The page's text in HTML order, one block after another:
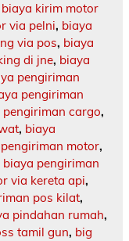
biaya kirim motor
via pelni, biaya
via pos, biaya
di jne, biaya
pengiriman
pengiriman
pengiriman cargo,
, biaya
motor,
biaya pengiriman
via kereta api,
pos kilat,
pindahan rumah,
tamil gun, big